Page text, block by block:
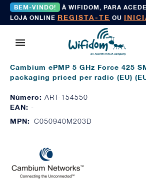
BEM-VINDO!
À WIFIDOM, PARA
LOJA ONLINE REGISTA-TE OU
Cambium ePMP 5 GHz Force 425
packaging priced per radio (EU)
Número: ART-154550
EAN: -
MPN: C050940M203D